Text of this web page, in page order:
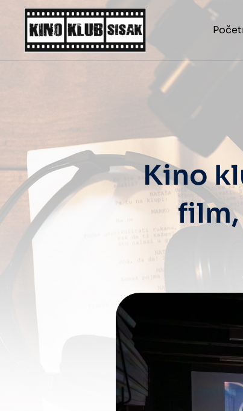
Kino